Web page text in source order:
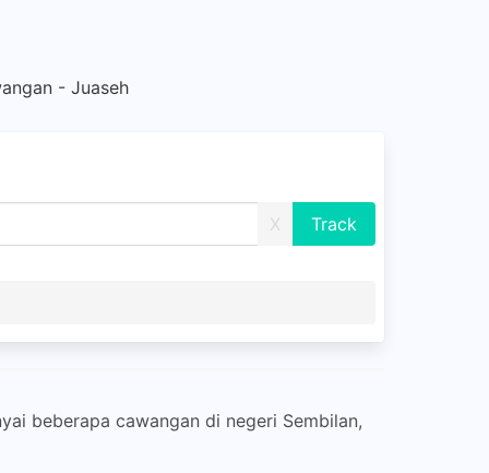
- Juaseh
X
beberapa cawangan di negeri Sembilan,